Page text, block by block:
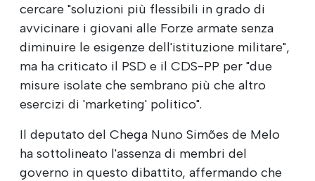
cercare "soluzioni più flessibili in grado di
avvicinare i giovani alle Forze armate senza
diminuire le esigenze dell'istituzione militare",
ma ha criticato il PSD e il CDS-PP per "due
misure isolate che sembrano più che altro
esercizi di 'marketing' politico".
Il deputato del Chega Nuno Simões de Melo
ha sottolineato l'assenza di membri del
governo in questo dibattito, affermando che